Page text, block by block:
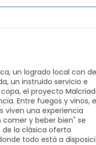
un logrado local con
un instruido servicio e
el proyecto
Entre fuegos y vinos,
viven una experiencia
y beber bien" se
de la clásica oferta
todo está a